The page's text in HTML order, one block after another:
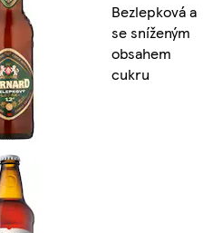
Bezlepková a
se sníženým
obsahem
cukru